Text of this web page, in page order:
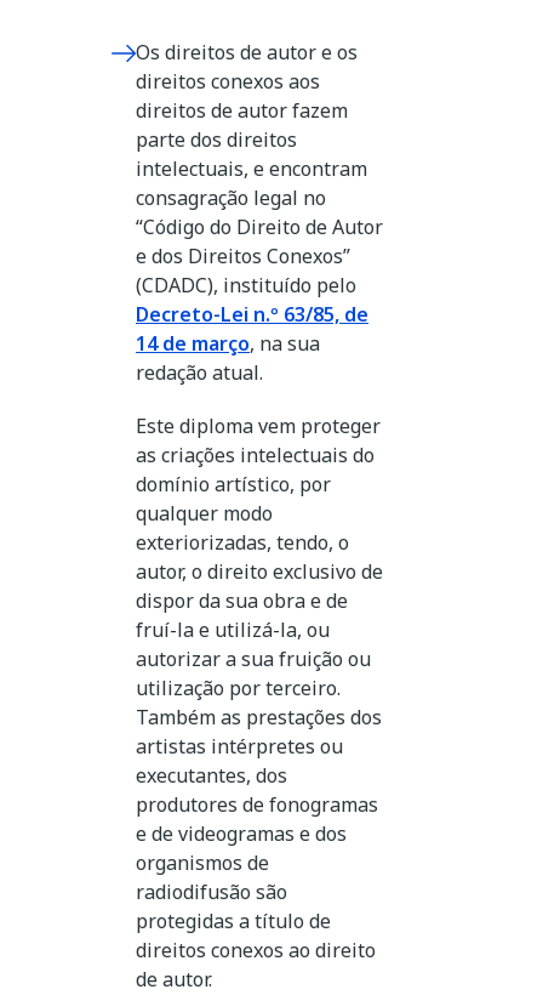
Os direitos de autor e os
direitos conexos aos
direitos de autor fazem
parte dos direitos
intelectuais, e encontram
consagração legal no
“Código do Direito de Autor
e dos Direitos Conexos”
(CDADC), instituído pelo
Decreto-Lei n.º 63/85, de
14 de março, na sua
redação atual.
Este diploma vem proteger
as criações intelectuais do
domínio artístico, por
qualquer modo
exteriorizadas, tendo, o
autor, o direito exclusivo de
dispor da sua obra e de
fruí-la e utilizá-la, ou
autorizar a sua fruição ou
utilização por terceiro.
Também as prestações dos
artistas intérpretes ou
executantes, dos
produtores de fonogramas
e de videogramas e dos
organismos de
radiodifusão são
protegidas a título de
direitos conexos ao direito
de autor.